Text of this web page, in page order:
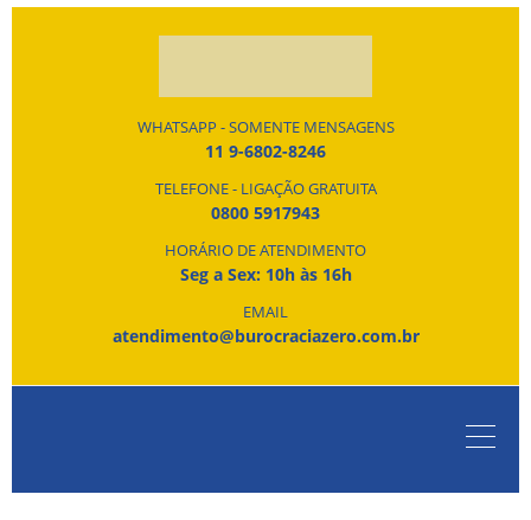
WHATSAPP - SOMENTE MENSAGENS
11 9-6802-8246
TELEFONE - LIGAÇÃO GRATUITA
0800 5917943
HORÁRIO DE ATENDIMENTO
Seg a Sex: 10h às 16h
EMAIL
atendimento@burocraciazero.com.br